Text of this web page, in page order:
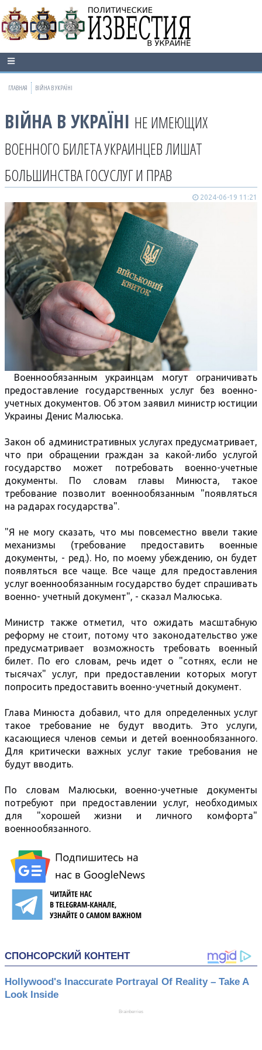
ГЛАВНАЯ ВІЙНА В УКРАЇНІ
ВІЙНА В УКРАЇНІ НЕ ИМЕЮЩИХ
ВОЕННОГО БИЛЕТА УКРАИНЦЕВ ЛИШАТ
БОЛЬШИНСТВА ГОСУСЛУГ И ПРАВ
2024-06-19 11:21
Военнообязанным украинцам могут ограничивать
предоставление государственных услуг без военно-
учетных документов. Об этом заявил министр юстиции
Украины Денис Малюська.
Закон об административных услугах предусматривает,
что при обращении граждан за какой-либо услугой
государство может потребовать военно-учетные
документы. По словам главы Минюста, такое
требование позволит военнообязанным "появляться
на радарах государства".
"Я не могу сказать, что мы повсеместно ввели такие
механизмы (требование предоставить военные
документы, - ред.). Но, по моему убеждению, он будет
появляться все чаще. Все чаще для предоставления
услуг военнообязанным государство будет спрашивать
военно- учетный документ", - сказал Малюська.
Министр также отметил, что ожидать масштабную
реформу не стоит, потому что законодательство уже
предусматривает возможность требовать военный
билет. По его словам, речь идет о "сотнях, если не
тысячах" услуг, при предоставлении которых могут
попросить предоставить военно-учетный документ.
Глава Минюста добавил, что для определенных услуг
такое требование не будут вводить. Это услуги,
касающиеся членов семьи и детей военнообязанного.
Для критически важных услуг такие требования не
будут вводить.
По словам Малюськи, военно-учетные документы
потребуют при предоставлении услуг, необходимых
для "хорошей жизни и личного комфорта"
военнообязанного.